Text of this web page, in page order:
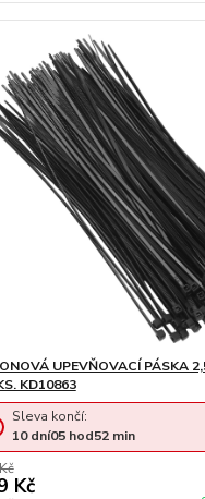
UPEVŇOVACÍ PÁSKA
KD10863
Kč
Sleva končí:
10 dní05 hod52 min